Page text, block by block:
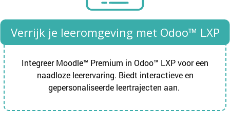
Verrijk je leeromgeving met Odoo™ LXP
Integreer Moodle™ Premium in Odoo™ LXP voor een
naadloze leerervaring. Biedt interactieve en
gepersonaliseerde leertrajecten aan.